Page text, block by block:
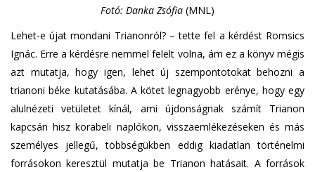
Fotó: Danka Zsófia (MNL)
Lehet-e újat mondani Trianonról? – tette fel a kérdést Romsics
Ignác. Erre a kérdésre nemmel felelt volna, ám ez a könyv mégis
azt mutatja, hogy igen, lehet új szempontotokat behozni a
trianoni béke kutatásába. A kötet legnagyobb erénye, hogy egy
alulnézeti vetületet kínál, ami újdonságnak számít Trianon
kapcsán hisz korabeli naplókon, visszaemlékezéseken és más
személyes jellegű, többségükben eddig kiadatlan történelmi
forrásokon keresztül mutatja be Trianon hatásait. A források